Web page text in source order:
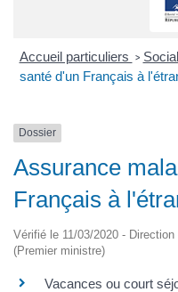
Accueil particuliers >
santé d'un Français à
Dossier
Assurance
Français à
Vérifié le 11/03/2020 -
(Premier ministre)
Vacances ou court